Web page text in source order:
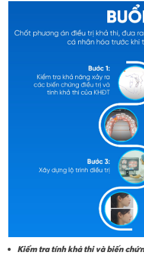
Kiểm tra tính khả thi và biến